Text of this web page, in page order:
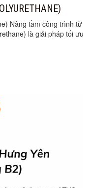
Nâng tầm công trình từ
là giải pháp tối ưu